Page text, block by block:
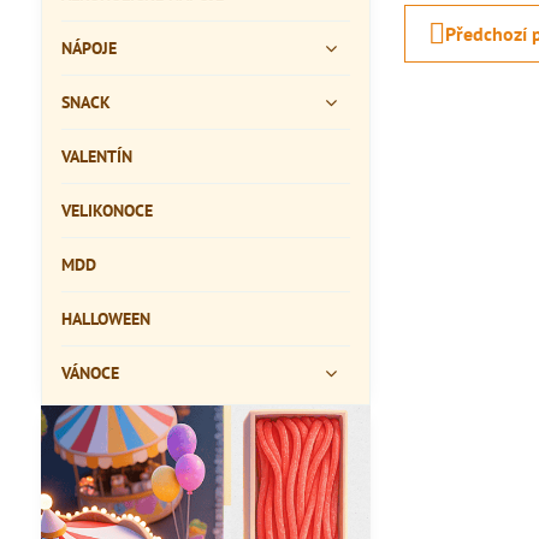
Předchozí
NÁPOJE
SNACK
VALENTÍN
VELIKONOCE
MDD
HALLOWEEN
VÁNOCE